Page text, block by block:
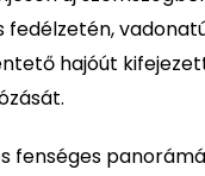
fedélzetén,
hajóút
fenséges